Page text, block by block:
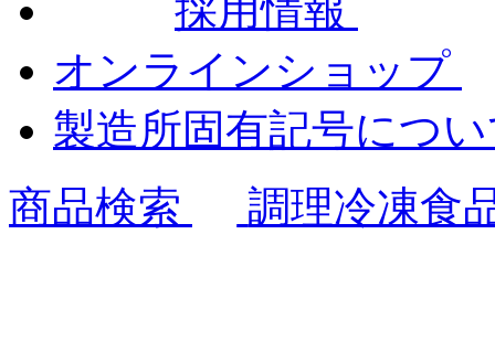
採用情報
オンラインショップ
製造所固有記号につ
商品検索
調理冷凍食